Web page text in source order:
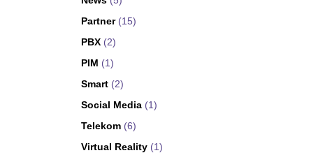
Partner(15)
PBX(2)
PIM (1)
Smart(2)
Social Media(1)
Telekom(6)
Virtual Reality(1)